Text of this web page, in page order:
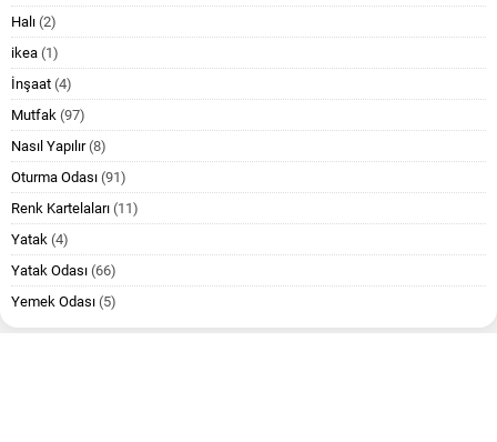
Halı (2)
ikea (1)
İnşaat (4)
Mutfak (97)
Nasıl Yapılır(8)
Oturma Odası (91)
Renk Kartelaları (11)
Yatak (4)
Yatak Odası (66)
Yemek Odası (5)